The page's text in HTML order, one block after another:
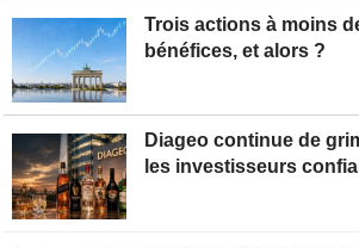
Trois actions à moins
bénéfices, et alors ?
Diageo continue de
les investisseurs